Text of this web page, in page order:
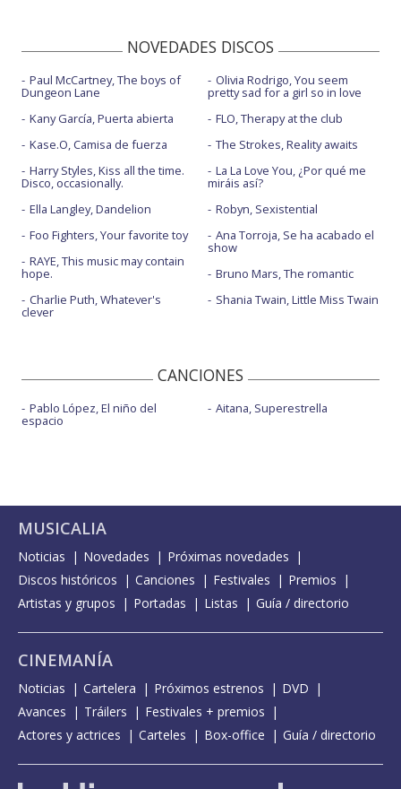
NOVEDADES DISCOS
Paul McCartney, The boys of
Dungeon Lane
Kany García, Puerta abierta
Kase.O, Camisa de fuerza
Harry Styles, Kiss all the time.
Disco, occasionally.
Ella Langley, Dandelion
Foo Fighters, Your favorite toy
RAYE, This music may contain
hope.
Charlie Puth, Whatever's
clever
Olivia Rodrigo, You seem
pretty sad for a girl so in love
FLO, Therapy at the club
The Strokes, Reality awaits
La La Love You, ¿Por qué me
miráis así?
Robyn, Sexistential
Ana Torroja, Se ha acabado el
show
Bruno Mars, The romantic
Shania Twain, Little Miss Twain
CANCIONES
Pablo López, El niño del
espacio
Aitana, Superestrella
MUSICALIA
Noticias Novedades
Próximas novedades
Discos históricos
Canciones Festivales
Premios
Artistas y grupos
Portadas Listas Guía / directorio
CINEMANÍA
Noticias Cartelera Próximos estrenos
DVD
Avances
Tráilers
Festivales + premios
Actores y actrices
Carteles Box-office Guía / directorio